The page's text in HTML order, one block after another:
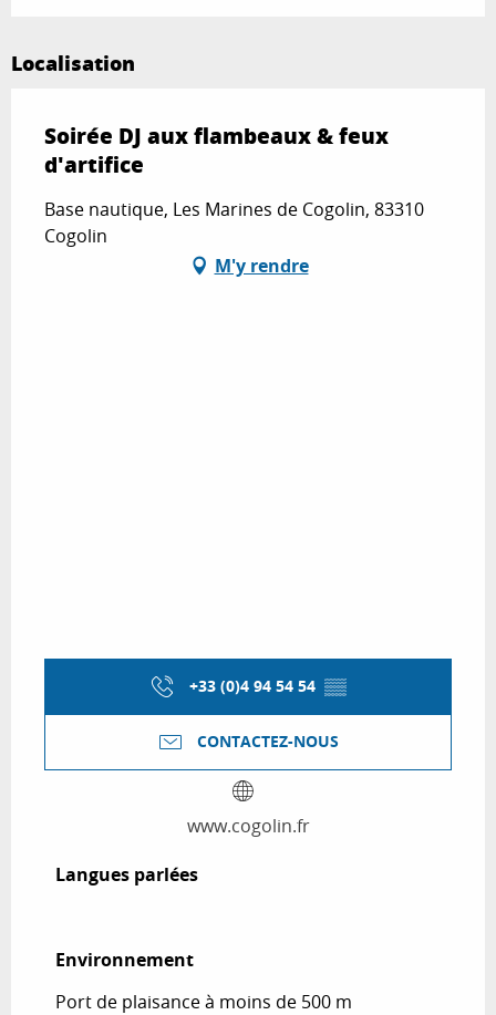
Localisation
Soirée DJ aux flambeaux & feux
d'artifice
Base nautique, Les Marines de Cogolin, 83310
Cogolin
M'y rendre
+33 (0)4 94 54 54 ▒▒
CONTACTEZ-NOUS
www.cogolin.fr
Langues parlées
Langues parlées
Environnement
Environnement
Port de plaisance à moins de 500 m